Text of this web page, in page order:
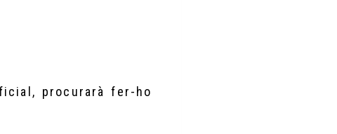
procurarà fer-ho